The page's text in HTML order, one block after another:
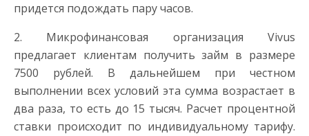
придется подождать пару часов.
2. Микрофинансовая организация Vivus
предлагает клиентам получить займ в размере
7500 рублей. В дальнейшем при честном
выполнении всех условий эта сумма возрастает в
два раза, то есть до 15 тысяч. Расчет процентной
ставки происходит по индивидуальному тарифу.